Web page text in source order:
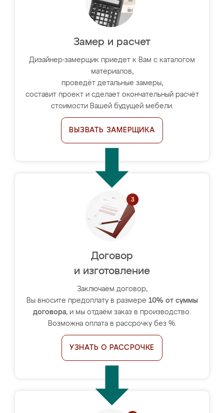
Замер и расчет
Дизайнер-замерщик приедет к Вам с каталогом
материалов,
проведёт детальные замеры,
составит проект и сделает окончательный расчёт
стоимости Вашей будущей мебели.
ВЫЗВАТЬ ЗАМЕРЩИКА
Договор
и изготовление
Заключаем договор,
Вы вносите предоплату в размере 10% от суммы
договора, и мы отдаём заказ в производство.
Возможна оплата в рассрочку без %.
УЗНАТЬ О РАССРОЧКЕ